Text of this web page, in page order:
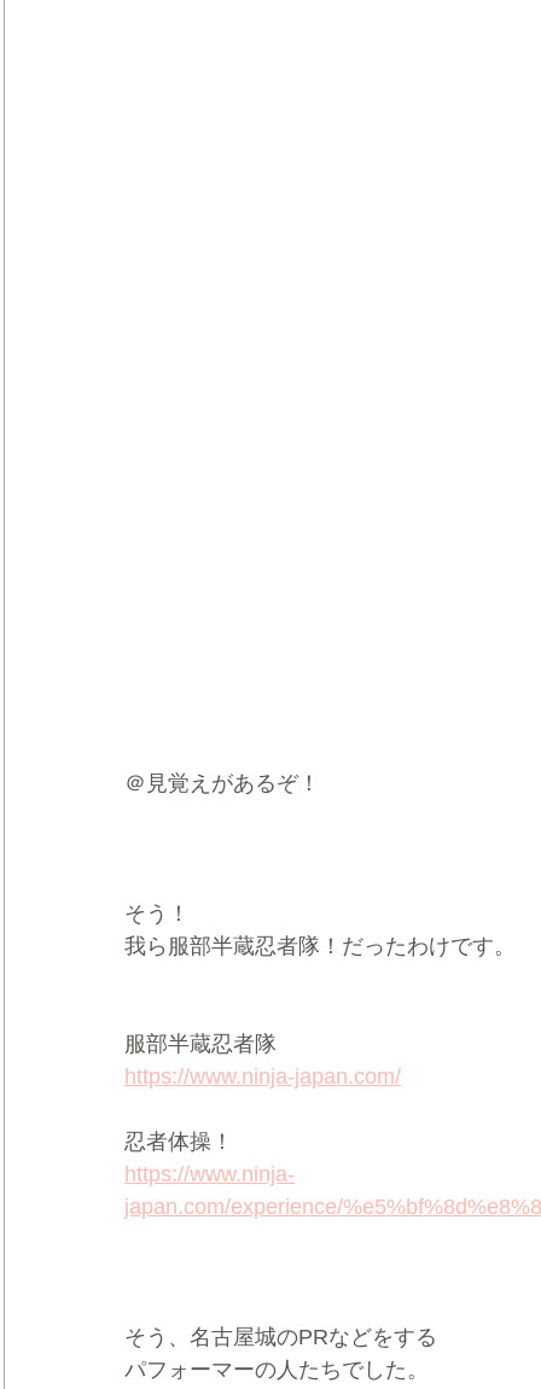
＠見覚えがあるぞ！
そう！
我ら服部半蔵忍者隊！だったわけです。
服部半蔵忍者隊
https://www.ninja-japan.com/
忍者体操！
https://www.ninja-
japan.com/experience/
そう、名古屋城のPRなどをする
パフォーマーの人たちでした。